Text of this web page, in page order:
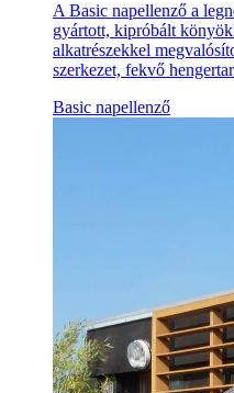
A Basic napellenző a
gyártott, kipróbált
alkatrészekkel
szerkezet, fekvő
Basic napellenző